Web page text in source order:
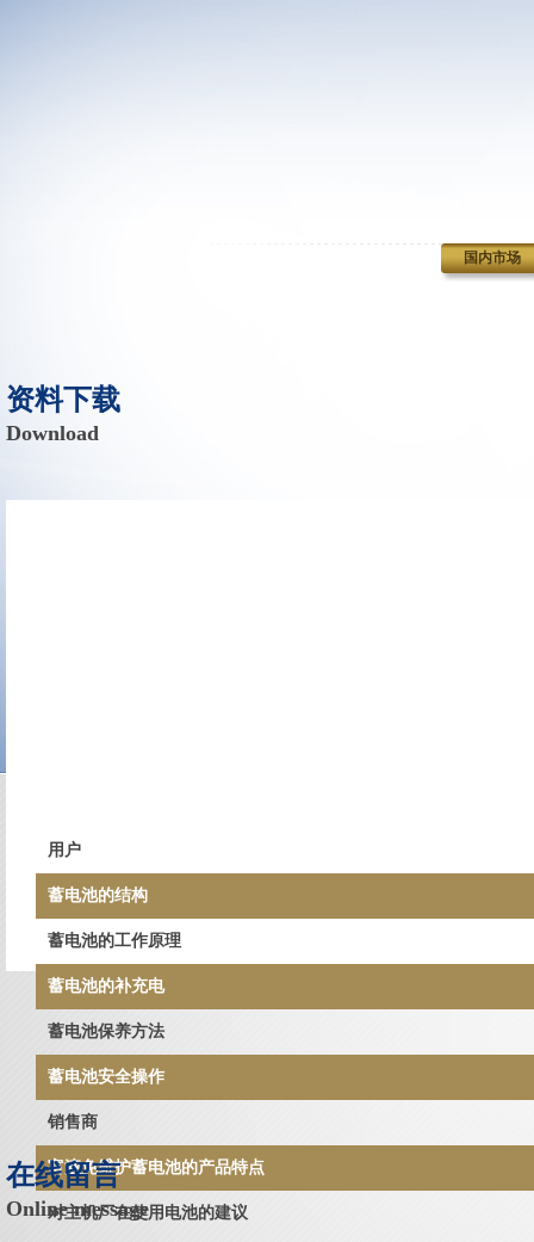
国内市场
资料下载
Download
用户
蓄电池的结构
蓄电池的工作原理
蓄电池的补充电
蓄电池保养方法
蓄电池安全操作
销售商
富液免维护蓄电池的产品特点
对主机厂在使用电池的建议
在线留言
Online message